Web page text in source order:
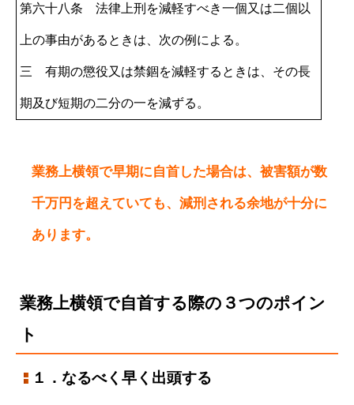
第六十八条 法律上刑を減軽すべき一個又は二個以
上の事由があるときは、次の例による。
三 有期の懲役又は禁錮を減軽するときは、その長
期及び短期の二分の一を減ずる。
業務上横領で早期に自首した場合は、被害額が数
千万円を超えていても、減刑される余地が十分に
あります。
業務上横領で自首する際の３つのポイン
ト
１．なるべく早く出頭する